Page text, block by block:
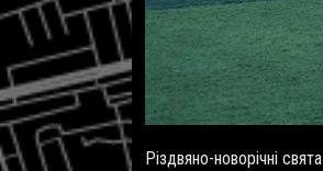
Різдвяно-новорічні свята